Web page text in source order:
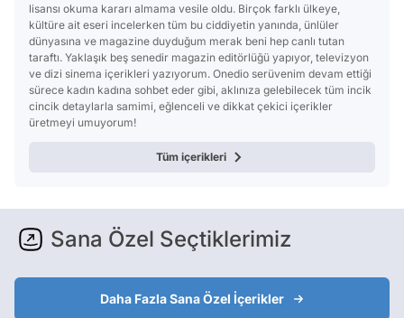
lisansı okuma kararı almama vesile oldu. Birçok farklı ülkeye,
kültüre ait eseri incelerken tüm bu ciddiyetin yanında, ünlüler
dünyasına ve magazine duyduğum merak beni hep canlı tutan
taraftı. Yaklaşık beş senedir magazin editörlüğü yapıyor, televizyon
ve dizi sinema içerikleri yazıyorum. Onedio serüvenim devam ettiği
sürece kadın kadına sohbet eder gibi, aklınıza gelebilecek tüm incik
cincik detaylarla samimi, eğlenceli ve dikkat çekici içerikler
üretmeyi umuyorum!
Tüm içerikleri
Sana Özel Seçtiklerimiz
Daha Fazla Sana Özel İçerikler